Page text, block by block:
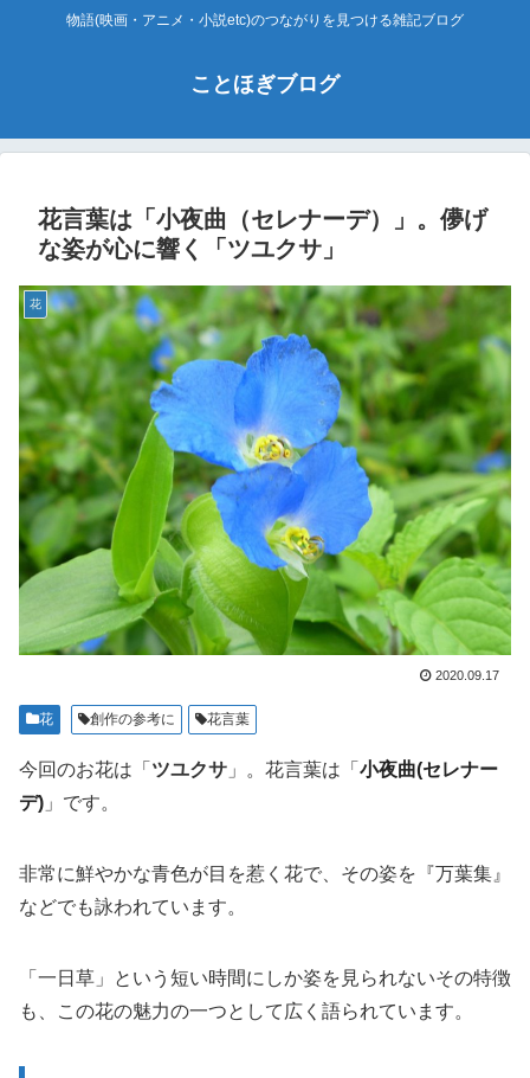
物語(映画・アニメ・小説etc)のつながりを見つける雑記ブログ
ことほぎブログ
花言葉は「小夜曲（セレナーデ）」。儚げ
な姿が心に響く「ツユクサ」
花
2020.09.17
花 創作の参考に 花言葉
今回のお花は「 ツユクサ 」。花言葉は「 小夜曲(セレナー
デ) 」です。
非常に鮮やかな青色が目を惹く花で、その姿を『万葉集』
などでも詠われています。
「一日草」という短い時間にしか姿を見られないその特徴
も、この花の魅力の一つとして広く語られています。